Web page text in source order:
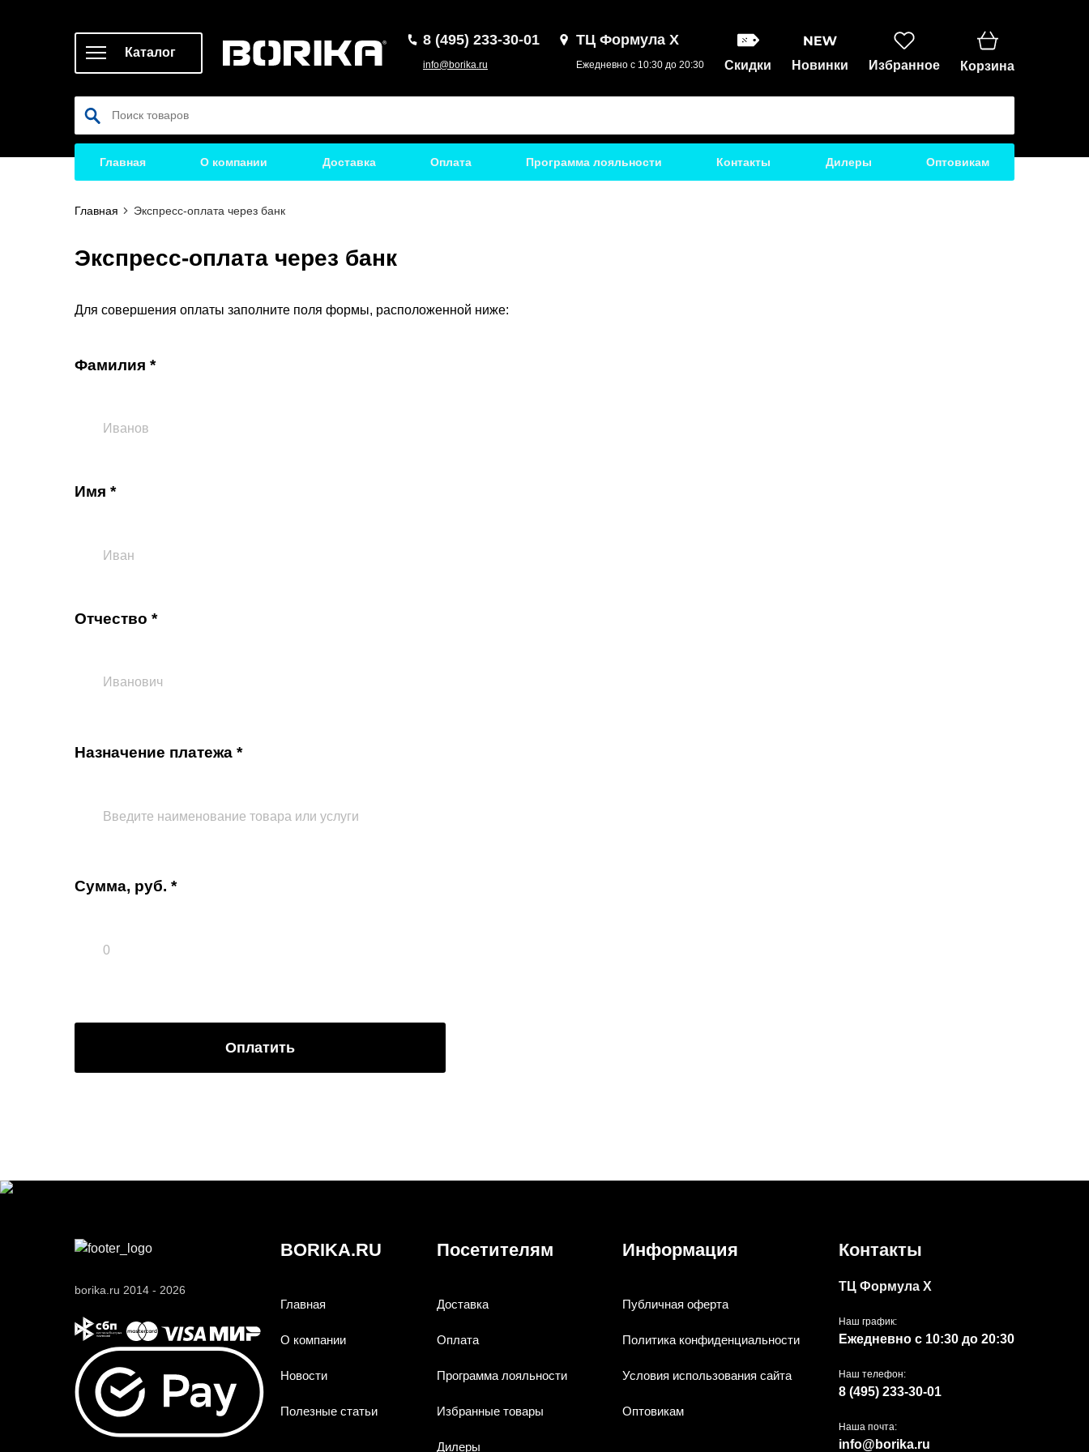
Каталог
8 (495) 233-30-01
info@borika.ru
ТЦ Формула Х
Ежедневно с 10:30 до 20:30 Скидки Новинки Избранное Корзина
Главная О компании Доставка Оплата Программа лояльности Контакты Дилеры Оптовикам
Главная Экспресс-оплата через банк
Экспресс-оплата через банк
Для совершения оплаты заполните поля формы, расположенной ниже:
Фамилия *
Имя *
Отчество *
Назначение платежа *
Сумма, руб. *
Оплатить
borika.ru 2014 - 2026
BORIKA.RU
Главная
О компании
Новости
Полезные статьи
Посетителям
Доставка
Оплата
Программа лояльности
Избранные товары
Дилеры
Информация
Публичная оферта
Политика конфиденциальности
Условия использования сайта
Оптовикам
Контакты
ТЦ Формула Х
Наш график:
Ежедневно с 10:30 до 20:30
Наш телефон:
8 (495) 233-30-01
Наша почта:
info@borika.ru